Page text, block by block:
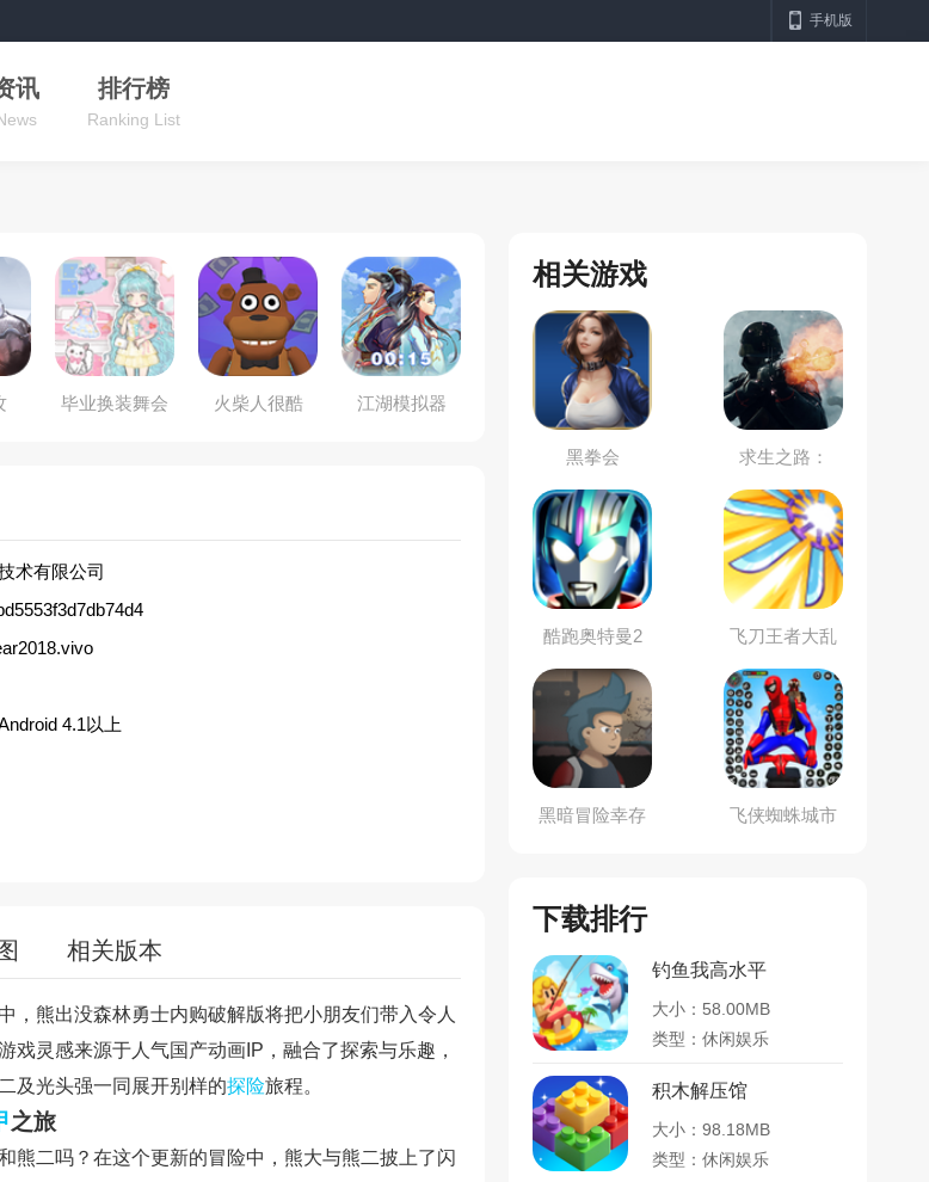
手机版
讯 排行榜
Ranking List
毕业换装舞会 火柴人很酷 江湖模拟器
术有限公司
4.1以上
相关版本
，熊出没森林勇士内购破解版将把小朋友们带入令人
戏灵感来源于人气国产动画IP，融合了探索与乐趣，
及光头强一同展开别样的探险旅程。
之旅
熊二吗？在这个更新的冒险中，熊大与熊二披上了闪
相关游戏
黑拳会
求生之路：
L4D
酷跑奥特曼2
飞刀王者大乱
斗
黑暗冒险幸存
飞侠蜘蛛城市
下载排行
钓鱼我高水平
大小：58.00MB
类型：休闲娱乐
积木解压馆
大小：98.18MB
类型：休闲娱乐